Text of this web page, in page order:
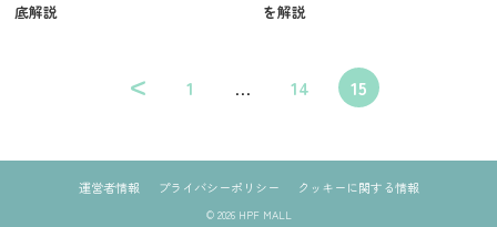
底解説
を解説
< 1 … 14 15
運営者情報 プライバシーポリシー クッキーに関する情報
© 2026 HPF MALL